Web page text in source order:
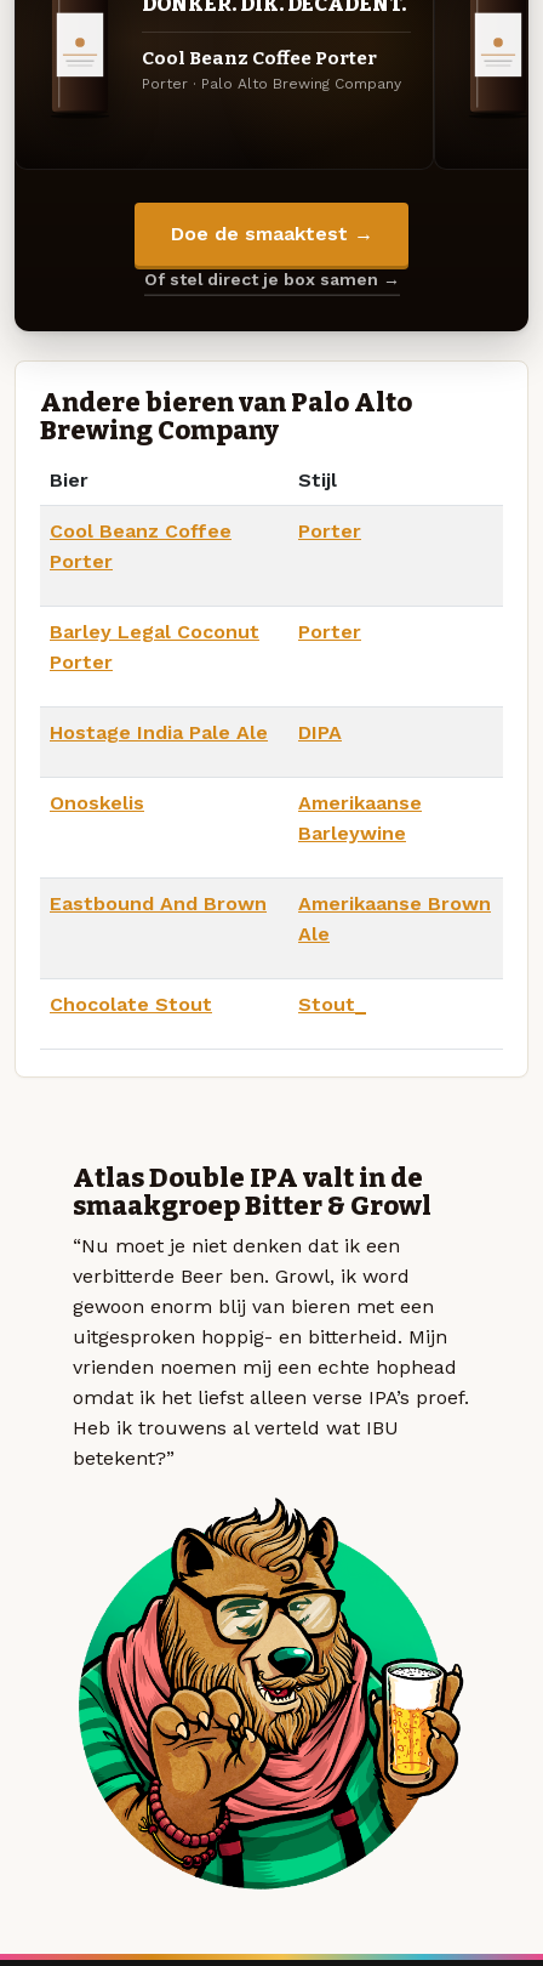
Cool Beanz Coffee Porter
Porter · Palo Alto Brewing Company
Doe de smaaktest →
Of stel direct je box samen →
Andere bieren van Palo Alto
Brewing Company
Bier Stijl
Cool Beanz Coffee
Porter
Porter
Barley Legal Coconut
Porter
Porter
Hostage India Pale Ale DIPA
Onoskelis
Amerikaanse
Barleywine
Eastbound And Brown
Amerikaanse Brown
Ale
Chocolate Stout Stout_
Atlas Double IPA valt in de
smaakgroep Bitter & Growl
“Nu moet je niet denken dat ik een
verbitterde Beer ben. Growl, ik word
gewoon enorm blij van bieren met een
uitgesproken hoppig- en bitterheid. Mijn
vrienden noemen mij een echte hophead
omdat ik het liefst alleen verse IPA’s proef.
Heb ik trouwens al verteld wat IBU
betekent?”